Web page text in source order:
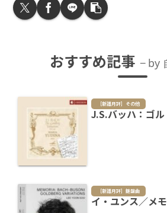
おすすめ記事 by
［新譜月評］その他
J.S.バッハ：ゴ
［新譜月評］鍵盤曲
イ・ユンス／メ